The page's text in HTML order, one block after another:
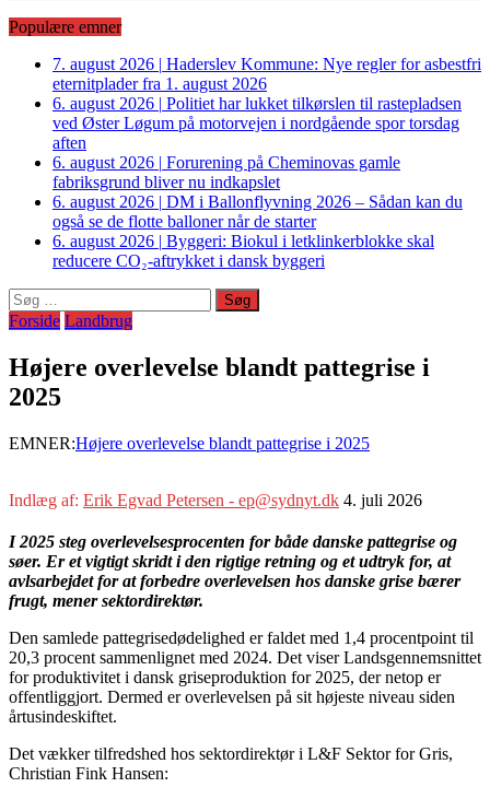
Populære emner
7. august 2026 | Haderslev Kommune: Nye regler for asbestfri
eternitplader fra 1. august 2026
6. august 2026 | Politiet har lukket tilkørslen til rastepladsen
ved Øster Løgum på motorvejen i nordgående spor torsdag
aften
6. august 2026 | Forurening på Cheminovas gamle
fabriksgrund bliver nu indkapslet
6. august 2026 | DM i Ballonflyvning 2026 – Sådan kan du
også se de flotte balloner når de starter
6. august 2026 | Byggeri: Biokul i letklinkerblokke skal
reducere CO₂-aftrykket i dansk byggeri
Søg
efter:
Forside Landbrug
Højere overlevelse blandt pattegrise i
2025
EMNER:Højere overlevelse blandt pattegrise i 2025
Indlæg af: Erik Egvad Petersen - ep@sydnyt.dk 4. juli 2026
I 2025 steg overlevelsesprocenten for både danske pattegrise og
søer. Er et vigtigt skridt i den rigtige retning og et udtryk for, at
avlsarbejdet for at forbedre overlevelsen hos danske grise bærer
frugt, mener sektordirektør.
Den samlede pattegrisedødelighed er faldet med 1,4 procentpoint til
20,3 procent sammenlignet med 2024. Det viser Landsgennemsnittet
for produktivitet i dansk griseproduktion for 2025, der netop er
offentliggjort. Dermed er overlevelsen på sit højeste niveau siden
årtusindeskiftet.
Det vækker tilfredshed hos sektordirektør i L&F Sektor for Gris,
Christian Fink Hansen: